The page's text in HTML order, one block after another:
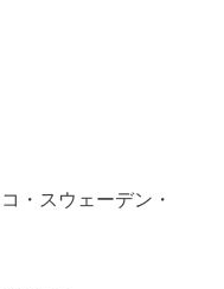
・スウェーデン・